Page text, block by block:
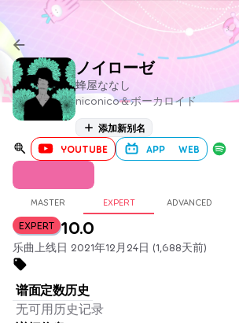
ノイローゼ
蜂屋ななし
niconico＆ボーカロイド
添加新别名
YOUTUBE APP WEB
MASTER EXPERT ADVANCED
EXPERT 10.0
乐曲上线日 2021年12月24日 (1,688天前)
谱面定数历史
无可用历史记录